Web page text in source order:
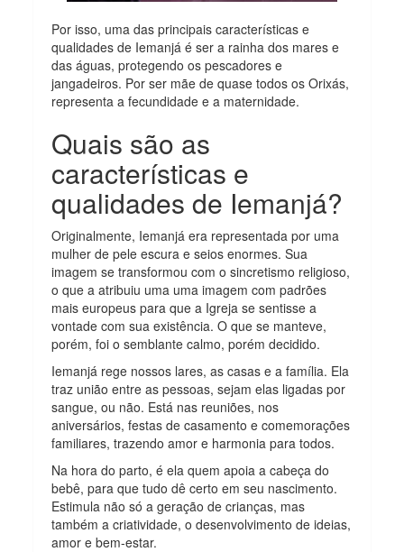
Por isso, uma das principais características e
qualidades de Iemanjá é ser a rainha dos mares e
das águas, protegendo os pescadores e
jangadeiros. Por ser mãe de quase todos os Orixás,
representa a fecundidade e a maternidade.
Quais são as
características e
qualidades de Iemanjá?
Originalmente, Iemanjá era representada por uma
mulher de pele escura e seios enormes. Sua
imagem se transformou com o sincretismo religioso,
o que a atribuiu uma uma imagem com padrões
mais europeus para que a Igreja se sentisse a
vontade com sua existência. O que se manteve,
porém, foi o semblante calmo, porém decidido.
Iemanjá rege nossos lares, as casas e a família. Ela
traz união entre as pessoas, sejam elas ligadas por
sangue, ou não. Está nas reuniões, nos
aniversários, festas de casamento e comemorações
familiares, trazendo amor e harmonia para todos.
Na hora do parto, é ela quem apoia a cabeça do
bebê, para que tudo dê certo em seu nascimento.
Estimula não só a geração de crianças, mas
também a criatividade, o desenvolvimento de ideias,
amor e bem-estar.